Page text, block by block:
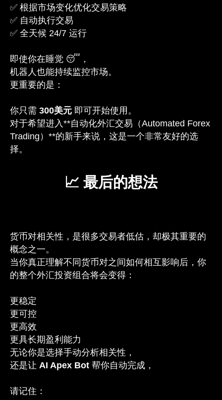
✅ 根据市场变化优化交易策略
✅ 自动执行交易
✅ 全天候 24/7 运行
即使你在睡觉 😴，
机器人也能持续监控市场。
更重要的是：
你只需 300美元 即可开始使用。
对于希望进入**自动化外汇交易（Automated Forex
Trading）**的新手来说，这是一个非常友好的选
择。
📈 最后的想法
货币对相关性，是很多交易者低估，却极其重要的
概念之一。
当你真正理解不同货币对之间如何相互影响后，你
的整个外汇投资组合将会变得：
更稳定
更可控
更高效
更具长期盈利能力
无论你是选择手动分析相关性，
还是让 AI Apex Bot 帮你自动完成，
请记住：